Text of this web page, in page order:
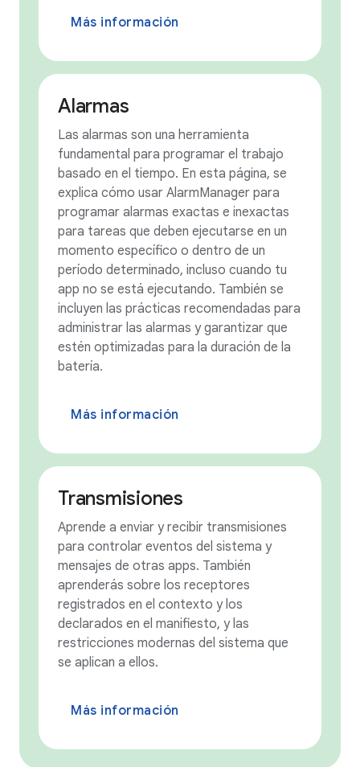
Más información
Alarmas
Las alarmas son una herramienta
fundamental para programar el trabajo
basado en el tiempo. En esta página, se
explica cómo usar AlarmManager para
programar alarmas exactas e inexactas
para tareas que deben ejecutarse en un
momento específico o dentro de un
período determinado, incluso cuando tu
app no se está ejecutando. También se
incluyen las prácticas recomendadas para
administrar las alarmas y garantizar que
estén optimizadas para la duración de la
batería.
Más información
Transmisiones
Aprende a enviar y recibir transmisiones
para controlar eventos del sistema y
mensajes de otras apps. También
aprenderás sobre los receptores
registrados en el contexto y los
declarados en el manifiesto, y las
restricciones modernas del sistema que
se aplican a ellos.
Más información